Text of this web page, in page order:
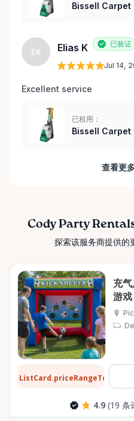
Bissell Carpet
EK Elias K 已验证
Jul 14,
Excellent service
已租用：
Bissell Carpet
查看更
Cody Party
探索该服务商提供的
充
游戏
ListCard.priceRangeTo
4.9 (19 条